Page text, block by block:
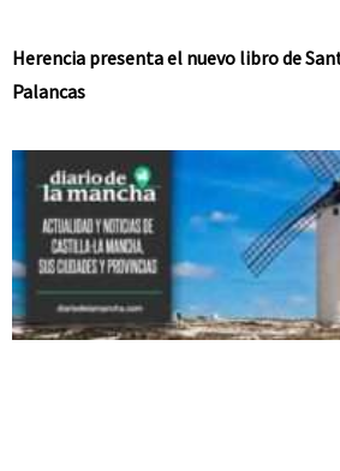
Herencia presenta el nuevo libro de
Palancas